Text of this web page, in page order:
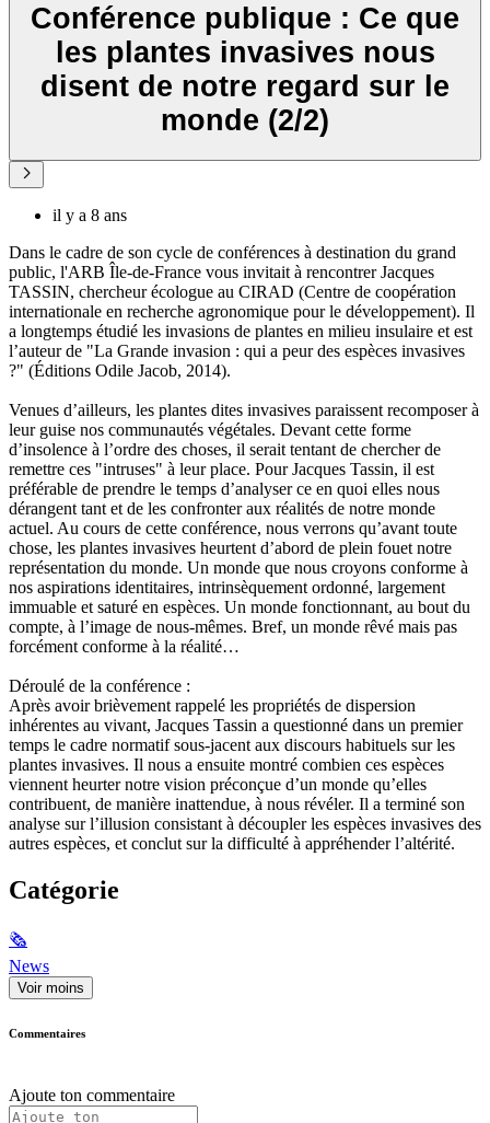
Conférence publique : Ce que
les plantes invasives nous
disent de notre regard sur le
monde (2/2)
il y a 8 ans
Dans le cadre de son cycle de conférences à destination du grand
public, l'ARB Île-de-France vous invitait à rencontrer Jacques
TASSIN, chercheur écologue au CIRAD (Centre de coopération
internationale en recherche agronomique pour le développement). Il
a longtemps étudié les invasions de plantes en milieu insulaire et est
l’auteur de "La Grande invasion : qui a peur des espèces invasives
?" (Éditions Odile Jacob, 2014).
Venues d’ailleurs, les plantes dites invasives paraissent recomposer à
leur guise nos communautés végétales. Devant cette forme
d’insolence à l’ordre des choses, il serait tentant de chercher de
remettre ces "intruses" à leur place. Pour Jacques Tassin, il est
préférable de prendre le temps d’analyser ce en quoi elles nous
dérangent tant et de les confronter aux réalités de notre monde
actuel. Au cours de cette conférence, nous verrons qu’avant toute
chose, les plantes invasives heurtent d’abord de plein fouet notre
représentation du monde. Un monde que nous croyons conforme à
nos aspirations identitaires, intrinsèquement ordonné, largement
immuable et saturé en espèces. Un monde fonctionnant, au bout du
compte, à l’image de nous-mêmes. Bref, un monde rêvé mais pas
forcément conforme à la réalité…
Déroulé de la conférence :
Après avoir brièvement rappelé les propriétés de dispersion
inhérentes au vivant, Jacques Tassin a questionné dans un premier
temps le cadre normatif sous-jacent aux discours habituels sur les
plantes invasives. Il nous a ensuite montré combien ces espèces
viennent heurter notre vision préconçue d’un monde qu’elles
contribuent, de manière inattendue, à nous révéler. Il a terminé son
analyse sur l’illusion consistant à découpler les espèces invasives des
autres espèces, et conclut sur la difficulté à appréhender l’altérité.
Catégorie
🗞
News
Voir moins
Commentaires
Ajoute ton commentaire